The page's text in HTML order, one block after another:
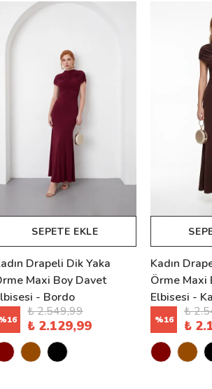
SEPETE EKLE
Drapeli Dik Yaka
Maxi Boy Davet
- Bordo
16
₺ 2.549,99
₺ 2.129,99
Kadın
Örme Maxi
Elbisesi -
%16
₺
₺